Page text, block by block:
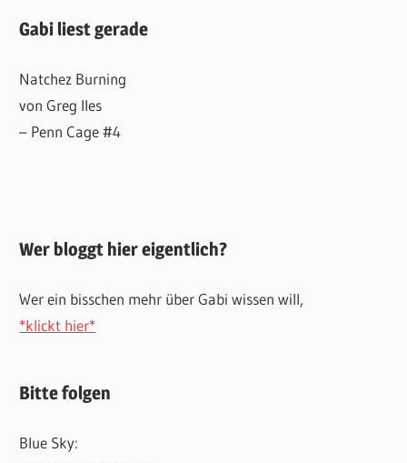
Gabi liest gerade
Natchez Burning
von Greg Iles
– Penn Cage #4
Wer bloggt hier eigentlich?
Wer ein bisschen mehr über Gabi wissen will,
*klickt hier*
Bitte folgen
Blue Sky: